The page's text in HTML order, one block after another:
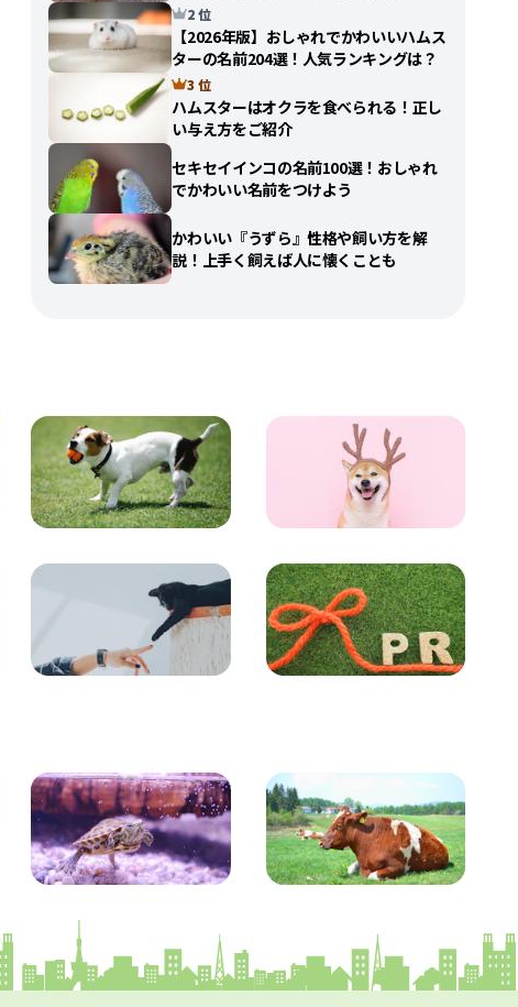
2 位
【2026年版】おしゃれでかわいいハムス
ターの名前204選！人気ランキングは？
3 位
ハムスターはオクラを食べられる！正し
い与え方をご紹介
セキセイインコの名前100選！おしゃれ
でかわいい名前をつけよう
かわいい『うずら』性格や飼い方を解
説！上手く飼えば人に懐くことも